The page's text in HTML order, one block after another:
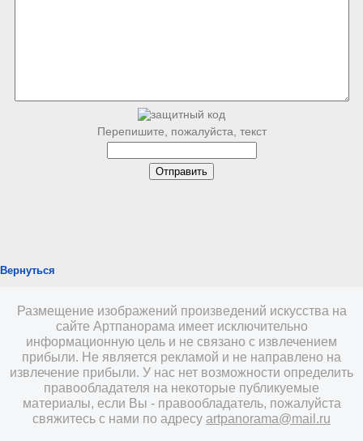
Перепишите, пожалуйста, текст
Вернуться
Размещение изображений произведений искусства на
сайте Артпанорама имеет исключительно
информационную цель и не связано с извлечением
прибыли. Не является рекламой и не направлено на
извлечение прибыли. У нас нет возможности определить
правообладателя на некоторые публикуемые
материалы, если Вы - правообладатель, пожалуйста
свяжитесь с нами по адресу artpanorama@mail.ru